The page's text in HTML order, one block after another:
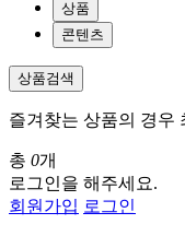
상품
콘텐츠
상품검색
즐겨찾는 상품의 경우
총 0개
로그인을 해주세요.
회원가입 로그인